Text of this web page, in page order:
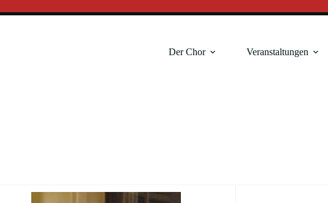
Der Chor Veranstaltungen